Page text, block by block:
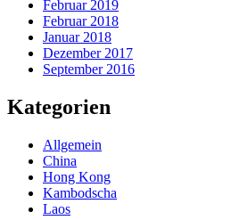
Februar 2019
Februar 2018
Januar 2018
Dezember 2017
September 2016
Kategorien
Allgemein
China
Hong Kong
Kambodscha
Laos